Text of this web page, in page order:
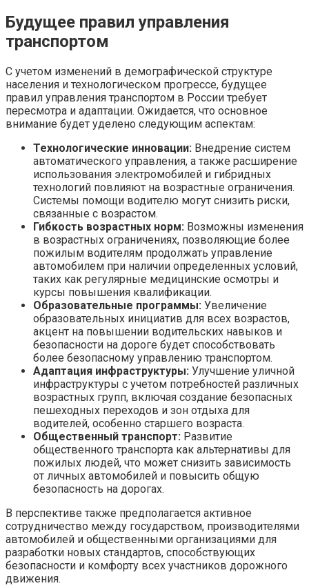
Будущее правил управления
транспортом
С учетом изменений в демографической структуре
населения и технологическом прогрессе, будущее
правил управления транспортом в России требует
пересмотра и адаптации. Ожидается, что основное
внимание будет уделено следующим аспектам:
Технологические инновации: Внедрение систем
автоматического управления, а также расширение
использования электромобилей и гибридных
технологий повлияют на возрастные ограничения.
Системы помощи водителю могут снизить риски,
связанные с возрастом.
Гибкость возрастных норм: Возможны изменения
в возрастных ограничениях, позволяющие более
пожилым водителям продолжать управление
автомобилем при наличии определенных условий,
таких как регулярные медицинские осмотры и
курсы повышения квалификации.
Образовательные программы: Увеличение
образовательных инициатив для всех возрастов,
акцент на повышении водительских навыков и
безопасности на дороге будет способствовать
более безопасному управлению транспортом.
Адаптация инфраструктуры: Улучшение уличной
инфраструктуры с учетом потребностей различных
возрастных групп, включая создание безопасных
пешеходных переходов и зон отдыха для
водителей, особенно старшего возраста.
Общественный транспорт: Развитие
общественного транспорта как альтернативы для
пожилых людей, что может снизить зависимость
от личных автомобилей и повысить общую
безопасность на дорогах.
В перспективе также предполагается активное
сотрудничество между государством, производителями
автомобилей и общественными организациями для
разработки новых стандартов, способствующих
безопасности и комфорту всех участников дорожного
движения.